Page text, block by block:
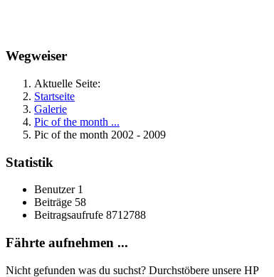
Wegweiser
Aktuelle Seite:
Startseite
Galerie
Pic of the month ...
Pic of the month 2002 - 2009
Statistik
Benutzer 1
Beiträge 58
Beitragsaufrufe 8712788
Fährte aufnehmen ...
Nicht gefunden was du suchst? Durchstöbere unsere HP